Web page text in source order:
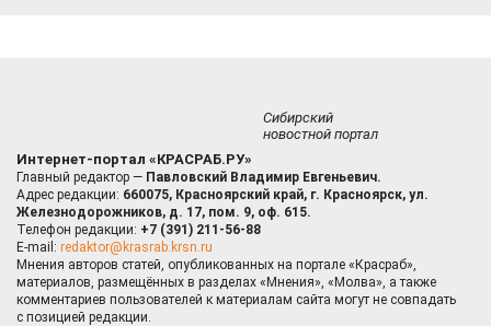
Сибирский
новостной портал
Интернет-портал «КРАСРАБ.РУ»
Главный редактор — Павловский Владимир Евгеньевич.
Адрес редакции: 660075, Красноярский край, г. Красноярск, ул.
Железнодорожников, д. 17, пом. 9, оф. 615.
Телефон редакции: +7 (391) 211-56-88
E-mail: redaktor@krasrab.krsn.ru
Мнения авторов статей, опубликованных на портале «Красраб»,
материалов, размещённых в разделах «Мнения», «Молва», а также
комментариев пользователей к материалам сайта могут не совпадать
с позицией редакции.